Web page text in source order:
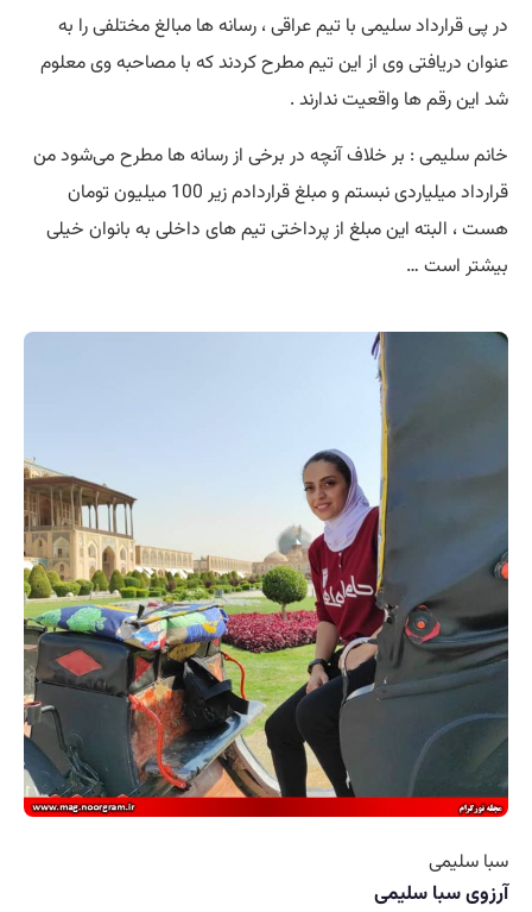
در پی قرارداد سلیمی با تیم عراقی ، رسانه ها مبالغ مختلفی را به
عنوان دریافتی وی از این تیم مطرح کردند که با مصاحبه وی معلوم
شد این رقم ها واقعیت ندارند .
خانم سلیمی : بر خلاف آنچه در برخی از رسانه ها مطرح می‌شود من
قرارداد میلیاردی نبستم و مبلغ قراردادم زیر 100 میلیون تومان
هست ، البته این مبلغ از پرداختی تیم های داخلی به بانوان خیلی
بیشتر است …
سبا سلیمی
آرزوی سبا سلیمی